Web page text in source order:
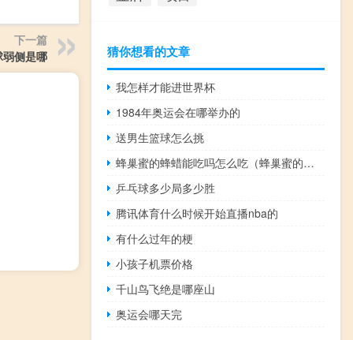
下一篇
弱侧是哪
猜你想看的文章
我怎样才能进世界杯
1984年奥运会在哪举办的
送男生篮球怎么挑
蜂巢蜜的蜂蜡能吃吗怎么吃（蜂巢蜜的蜂蜡能吃）
乒乓球多少局多少胜
腾讯体育什么时候开始直播nba的
有什么过年的梗
小孩子机票价格
千山鸟飞绝是哪座山
奥运会哪天完